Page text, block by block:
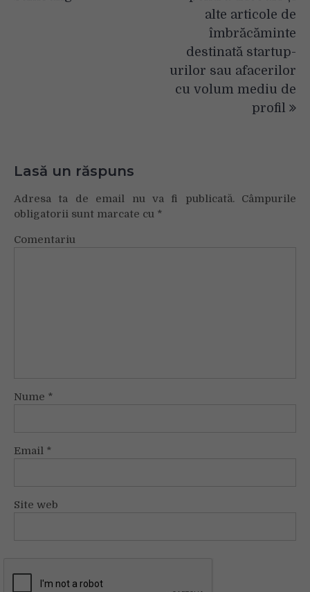
alte articole de
îmbrăcăminte
destinată startup-
urilor sau afacerilor
cu volum mediu de
profil
Lasă un răspuns
Adresa ta de email nu va fi publicată.Câmpurile
obligatorii sunt marcate cu *
Comentariu
Nume *
Email *
Site web